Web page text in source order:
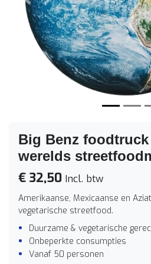
Vorige
Big Benz foodtruck
werelds
€ 32,50 Incl. btw
Amerikaanse, Mexicaanse en
vegetarische streetfood.
Duurzame & vegetarische
Onbeperkte consumpties
Vanaf 50 personen